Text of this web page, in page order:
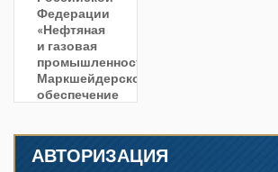
Федерации
«Нефтяная
и газовая
промышленность.
Маркшейдерское
обеспечение
и
АВТОРИЗАЦИЯ